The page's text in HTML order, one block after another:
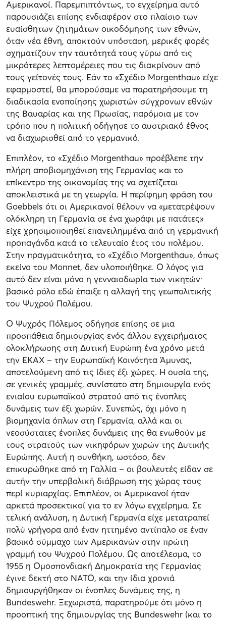
Αμερικανοί. Παρεμπιπτόντως, το εγχείρημα αυτό
παρουσιάζει επίσης ενδιαφέρον στο πλαίσιο των
ευαίσθητων ζητημάτων οικοδόμησης των εθνών,
όταν νέα έθνη, αποκτούν υπόσταση, μερικές φορές
σχηματίζουν την ταυτότητά τους γύρω από τις
μικρότερες λεπτομέρειες που τις διακρίνουν από
τους γείτονές τους. Εάν το «Σχέδιο Morgenthau» είχε
εφαρμοστεί, θα μπορούσαμε να παρατηρήσουμε τη
διαδικασία ενοποίησης χωριστών σύγχρονων εθνών
της Βαυαρίας και της Πρωσίας, παρόμοια με τον
τρόπο που η πολιτική οδήγησε το αυστριακό έθνος
να διαχωρισθεί από το γερμανικό.
Επιπλέον, το «Σχέδιο Morgenthau» προέβλεπε την
πλήρη αποβιομηχάνιση της Γερμανίας και το
επίκεντρο της οικονομίας της να σχετίζεται
αποκλειστικά με τη γεωργία. Η περίφημη φράση του
Goebbels ότι οι Αμερικανοί θέλουν να «μετατρέψουν
ολόκληρη τη Γερμανία σε ένα χωράφι με πατάτες»
είχε χρησιμοποιηθεί επανειλημμένα από τη γερμανική
προπαγάνδα κατά το τελευταίο έτος του πολέμου.
Στην πραγματικότητα, το «Σχέδιο Morgenthau», όπως
εκείνο του Monnet, δεν υλοποιήθηκε. Ο λόγος για
αυτό δεν είναι μόνο η γενναιοδωρία των νικητών·
βασικό ρόλο εδώ έπαιξε η αλλαγή της γεωπολιτικής
του Ψυχρού Πολέμου.
Ο Ψυχρός Πόλεμος οδήγησε επίσης σε μια
προσπάθεια δημιουργίας ενός άλλου εγχειρήματος
ολοκλήρωσης στη Δυτική Ευρώπη ένα χρόνο μετά
την ΕΚΑΧ – την Ευρωπαϊκή Κοινότητα Άμυνας,
αποτελούμενη από τις ίδιες έξι χώρες. Η ουσία της,
σε γενικές γραμμές, συνίστατο στη δημιουργία ενός
ενιαίου ευρωπαϊκού στρατού από τις ένοπλες
δυνάμεις των έξι χωρών. Συνεπώς, όχι μόνο η
βιομηχανία όπλων στη Γερμανία, αλλά και οι
νεοσύστατες ένοπλες δυνάμεις της θα ενωθούν με
τους στρατούς των νικηφόρων χωρών της Δυτικής
Ευρώπης. Αυτή η συνθήκη, ωστόσο, δεν
επικυρώθηκε από τη Γαλλία – οι βουλευτές είδαν σε
αυτήν την υπερβολική διάβρωση της χώρας τους
περί κυριαρχίας. Επιπλέον, οι Αμερικανοί ήταν
αρκετά προσεκτικοί για το εν λόγω εγχείρημα. Σε
τελική ανάλυση, η Δυτική Γερμανία είχε μετατραπεί
πολύ γρήγορα από έναν ηττημένο αντίπαλο σε έναν
βασικό σύμμαχο των Αμερικανών στην πρώτη
γραμμή του Ψυχρού Πολέμου. Ως αποτέλεσμα, το
1955 η Ομοσπονδιακή Δημοκρατία της Γερμανίας
έγινε δεκτή στο ΝΑΤΟ, και την ίδια χρονιά
δημιουργήθηκαν οι ένοπλες δυνάμεις της, η
Bundeswehr. Ξεχωριστά, παρατηρούμε ότι μόνο η
προοπτική της δημιουργίας της Bundeswehr (και το